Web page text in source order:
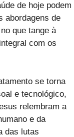
de hoje podem
abordagens de
que tange à
com os
se torna
e tecnológico,
relembram a
e da
das lutas